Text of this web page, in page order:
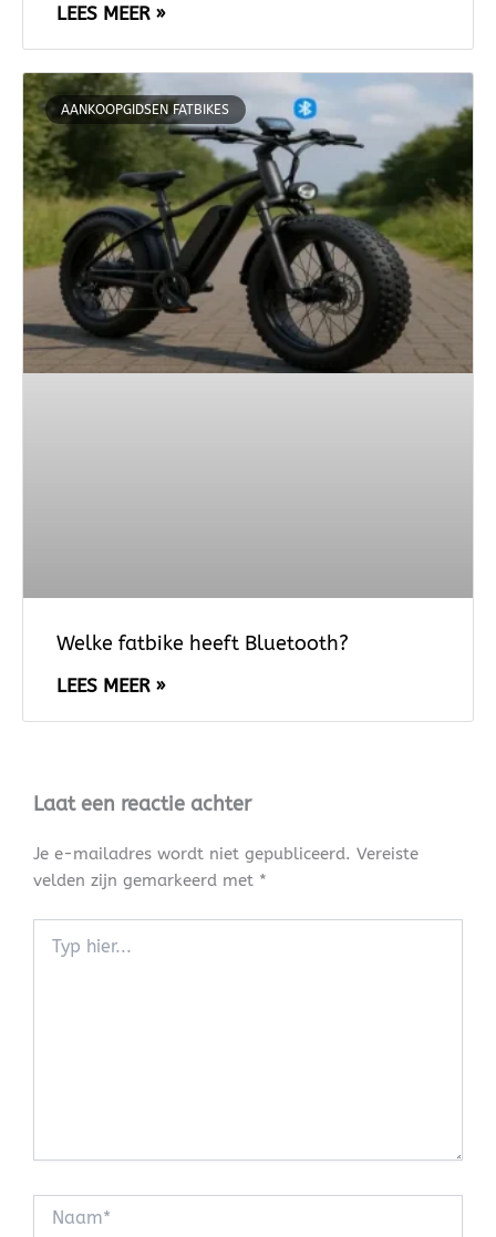
LEES MEER »
AANKOOPGIDSEN FATBIKES
Welke fatbike heeft Bluetooth?
LEES MEER »
Laat een reactie achter
Je e-mailadres wordt niet gepubliceerd. Vereiste
velden zijn gemarkeerd met *
hier...